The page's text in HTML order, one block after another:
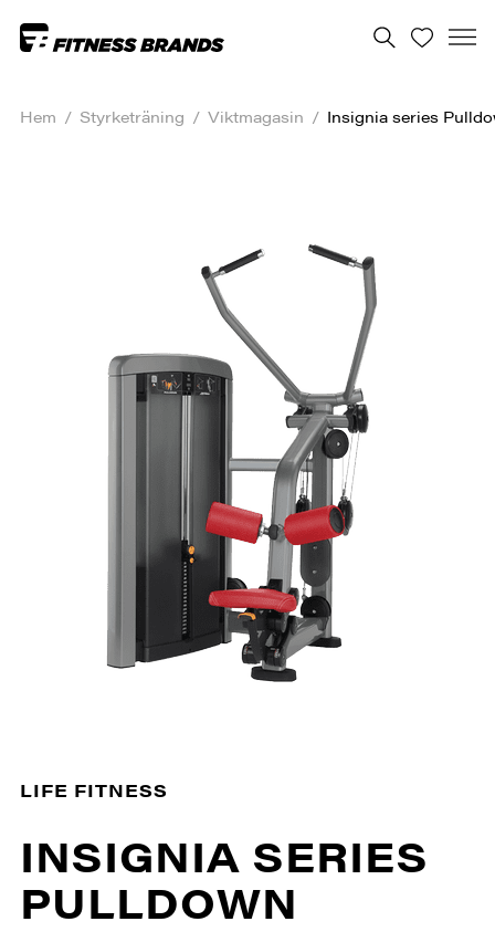
Hem / Styrketräning / Viktmagasin / Insignia series
LIFE FITNESS
INSIGNIA SERIES
PULLDOWN